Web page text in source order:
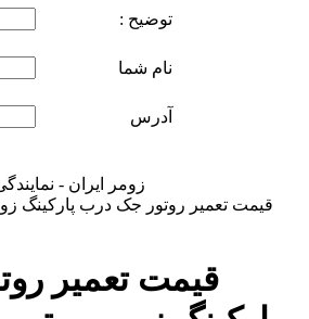
توضیح :
نام شما
آدرس
قیمت تعمیر